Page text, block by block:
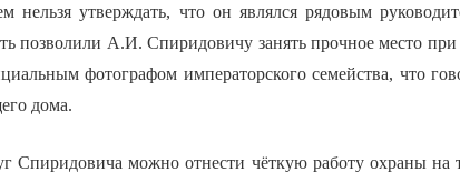
нельзя утверждать, что он являлся рядовым
позволили А.И. Спиридовичу занять прочное место при
фотографом императорского семейства, что
дома.
Спиридовича можно отнести чёткую работу охраны на